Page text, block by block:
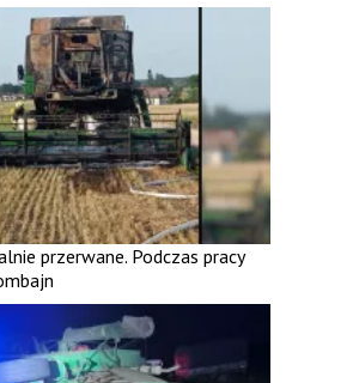
przerwane. Podczas pracy